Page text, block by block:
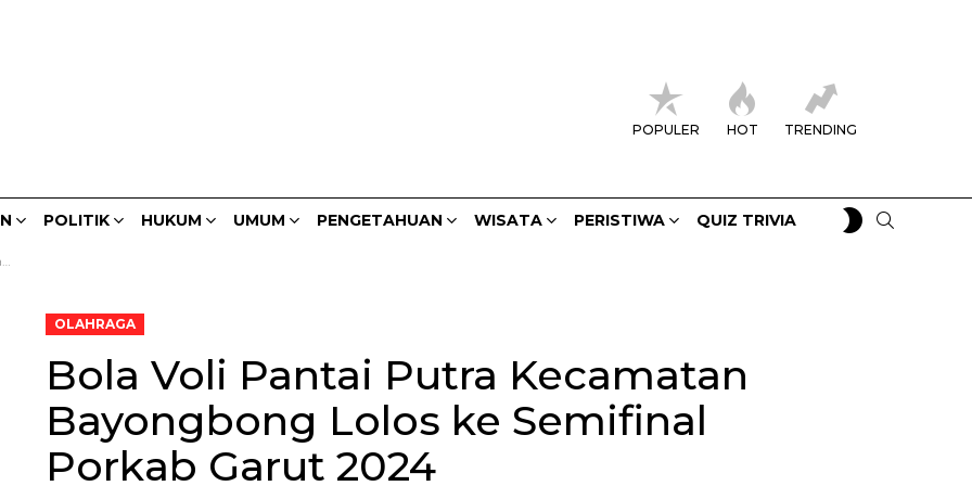
POPULER HOT TRENDING
POLITIK HUKUM UMUM PENGETAHUAN WISATA PERISTIWA QUIZ TRIVIA
SWITCH
SKIN
OLAHRAGA
Bola Voli Pantai Putra Kecamatan
Bayongbong Lolos ke Semifinal
Porkab Garut 2024